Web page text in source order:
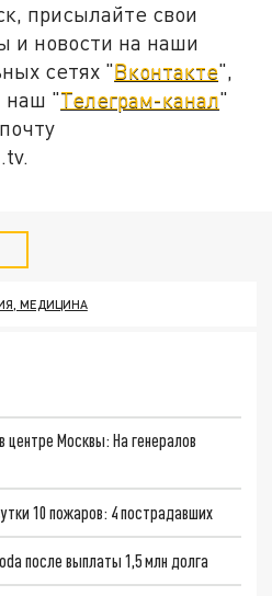
присылайте свои
и новости на наши
сетях "Вконтакте",
наш "Телеграм-канал"
МЕДИЦИНА
Москвы: На генералов
10 пожаров: 4 пострадавших
после выплаты 1,5 млн долга